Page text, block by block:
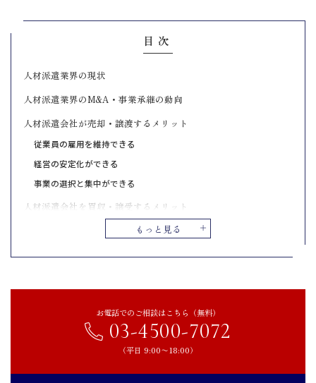
目次
もっと見る
人材派遣業界の現状
人材派遣業界のM&A・事業承継の動向
人材派遣会社が売却・譲渡するメリット
従業員の雇用を維持できる
経営の安定化ができる
事業の選択と集中ができる
人材派遣会社を買収・譲受するメリット
人材派遣業界でM&Aを行う際の3つの注意点
派遣労働者の継続雇用と労働条件の維持をする
派遣先企業との取引関係の維持・強化をする
コンプライアンス体制の徹底的な精査と統合を実施する
人材派遣会社のM&A・事業承継の事例
お電話でのご相談はこちら（無料）
03-4500-7072
（平日 9:00〜18:00）